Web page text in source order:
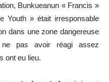
Bunkueanun « Francis »
Youth » était irresponsable
dans une zone dangereuse
pas avoir réagi assez
ont eu lieu.